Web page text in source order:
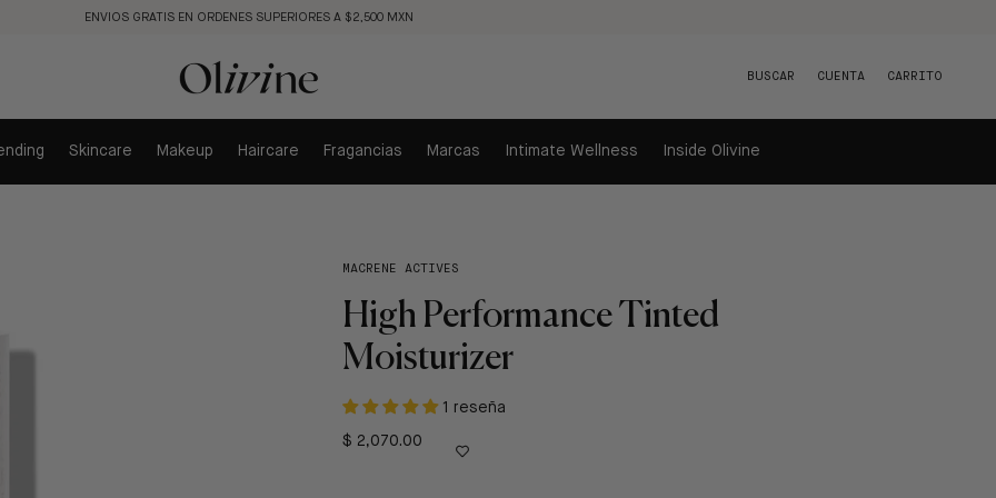
ENVIOS GRATIS EN ORDENES SUPERIORES A $2,500 MXN
BUSCAR CUENTA CARRITO
Skincare Makeup Haircare Fragancias Marcas Intimate Wellness Inside Olivine
MACRENE ACTIVES
High Performance Tinted
Moisturizer
1 reseña
$ 2,070.00